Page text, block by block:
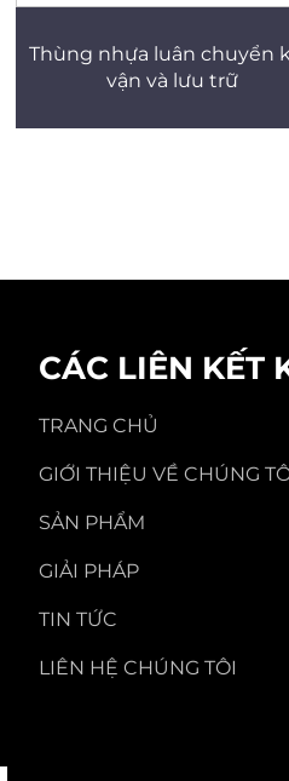
Thùng nhựa luân chuyển
vận và lưu trữ
CÁC LIÊN KẾT
TRANG CHỦ
GIỚI THIỆU VỀ CHÚNG
SẢN PHẨM
GIẢI PHÁP
TIN TỨC
LIÊN HỆ CHÚNG TÔI